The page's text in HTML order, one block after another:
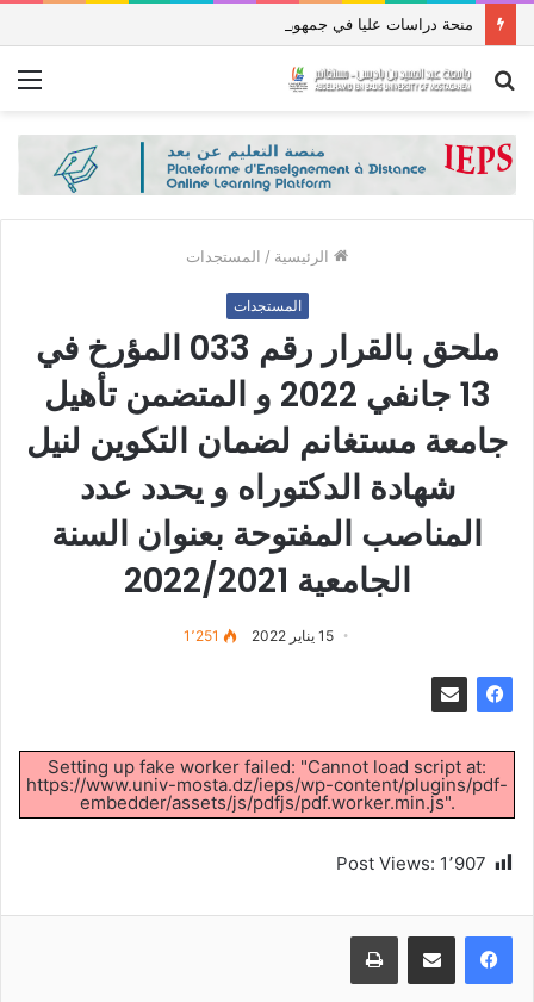
بحث
الرئيسية / المستجدات
المستجدات
ملحق بالقرار رقم 033 المؤرخ في
13 جانفي 2022 و المتضمن تأهيل
جامعة مستغانم لضمان التكوين لنيل
شهادة الدكتوراه و يحدد عدد
المناصب المفتوحة بعنوان السنة
الجامعية 2022/2021
15 يناير 2022 1٬251
Setting up fake worker failed: "Cannot load script at:
https://www.univ-mosta.dz/ieps/wp-content/plugins/pdf-
embedder/assets/js/pdfjs/pdf.worker.min.js".
Post Views: 1٬907
طباعة